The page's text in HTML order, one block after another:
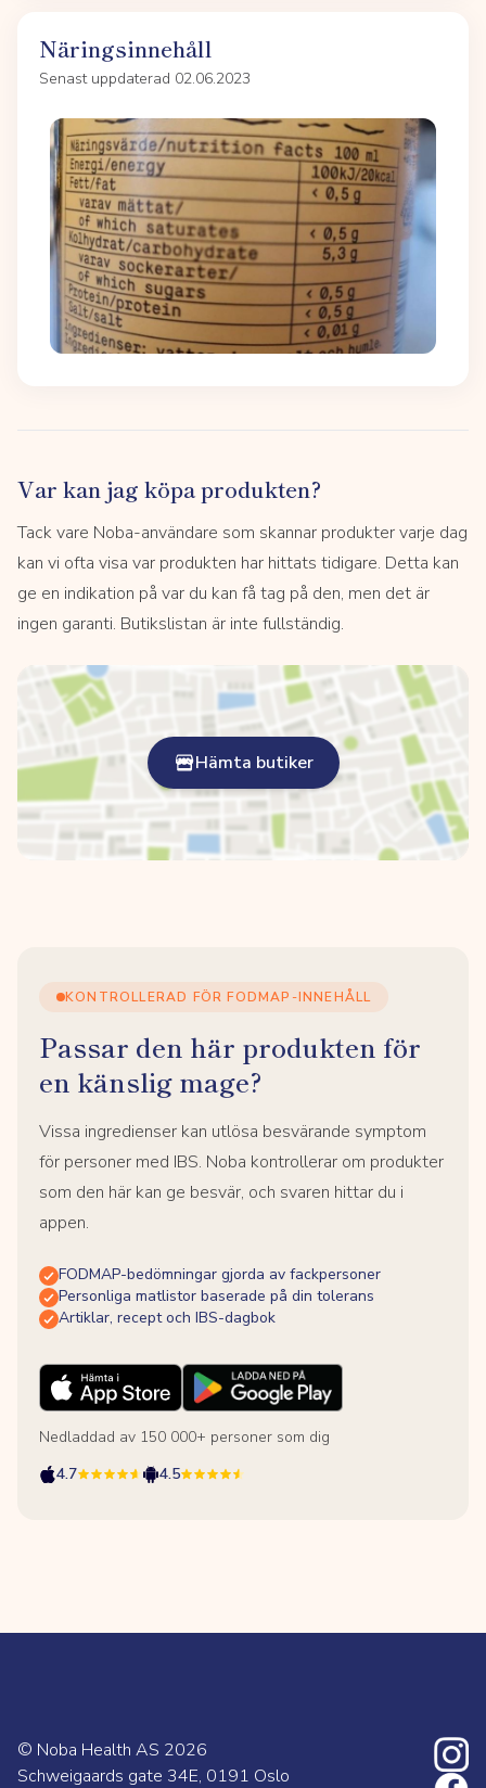
Näringsinnehåll
Senast uppdaterad 02.06.2023
Var kan jag köpa produkten?
Tack vare Noba-användare som skannar produkter varje dag
kan vi ofta visa var produkten har hittats tidigare. Detta kan
ge en indikation på var du kan få tag på den, men det är
ingen garanti. Butikslistan är inte fullständig.
Hämta butiker
KONTROLLERAD FÖR FODMAP-INNEHÅLL
Passar den här produkten för
en känslig mage?
Vissa ingredienser kan utlösa besvärande symptom
för personer med IBS. Noba kontrollerar om produkter
som den här kan ge besvär, och svaren hittar du i
appen.
FODMAP-bedömningar gjorda av fackpersoner
Personliga matlistor baserade på din tolerans
Artiklar, recept och IBS-dagbok
Nedladdad av 150 000+ personer som dig
4.7
4.5
© Noba Health AS 2026
Schweigaards gate 34E, 0191 Oslo